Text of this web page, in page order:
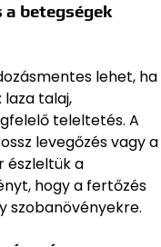
betegségek
lehet, ha
talaj,
teleltetés. A
levegőzés vagy a
észleltük a
hogy a fertőzés
szobanövényekre.